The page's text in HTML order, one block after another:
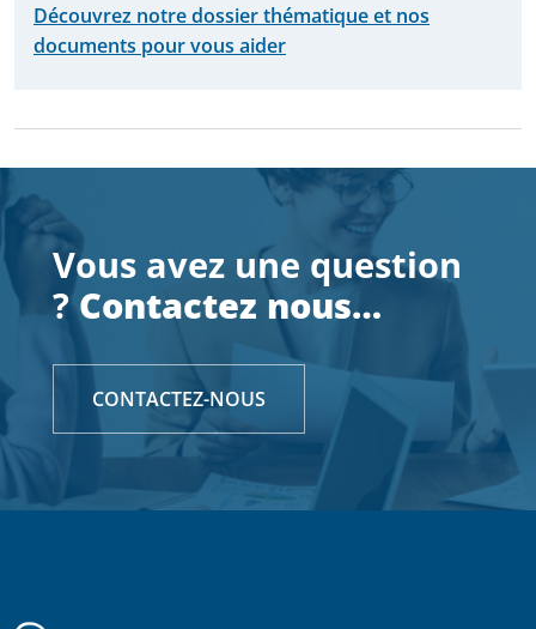
Découvrez notre dossier thématique et nos
documents pour vous aider
Vous avez une question
?Contactez nous…
CONTACTEZ-NOUS